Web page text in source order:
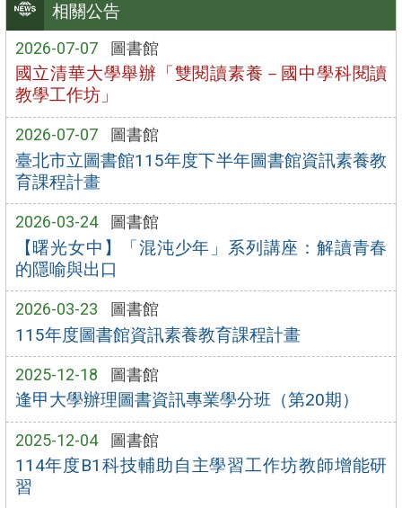
相關公告
2026-07-07 圖書館
國立清華大學舉辦「雙閱讀素養－國中學科閱讀
教學工作坊」
2026-07-07 圖書館
臺北市立圖書館115年度下半年圖書館資訊素養教
育課程計畫
2026-03-24 圖書館
【曙光女中】「混沌少年」系列講座：解讀青春
的隱喻與出口
2026-03-23 圖書館
115年度圖書館資訊素養教育課程計畫
2025-12-18 圖書館
逢甲大學辦理圖書資訊專業學分班（第20期）
2025-12-04 圖書館
114年度B1科技輔助自主學習工作坊教師增能研
習